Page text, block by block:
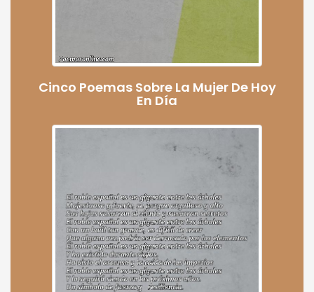
Cinco Poemas Sobre La Mujer De Hoy
En Día